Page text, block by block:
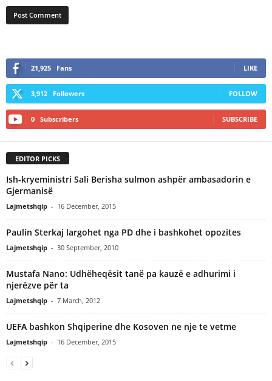
21,925 Fans LIKE
3,912 Followers FOLLOW
0 Subscribers SUBSCRIBE
EDITOR PICKS
Ish-kryeministri Sali Berisha sulmon ashpër ambasadorin e
Gjermanisë
Lajmetshqip - 16 December, 2015
Paulin Sterkaj largohet nga PD dhe i bashkohet opozites
Lajmetshqip - 30 September, 2010
Mustafa Nano: Udhëheqësit tanë pa kauzë e adhurimi i
njerëzve për ta
Lajmetshqip - 7 March, 2012
UEFA bashkon Shqiperine dhe Kosoven ne nje te vetme
Lajmetshqip - 16 December, 2015